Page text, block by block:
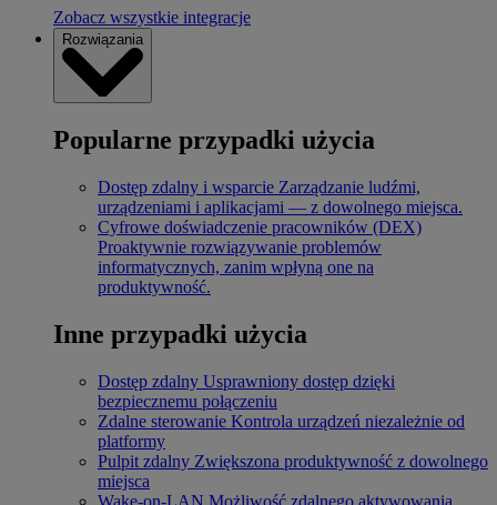
Zobacz wszystkie integracje
Rozwiązania
Popularne przypadki użycia
Dostęp zdalny i wsparcie Zarządzanie ludźmi,
urządzeniami i aplikacjami — z dowolnego miejsca.
Cyfrowe doświadczenie pracowników (DEX)
Proaktywnie rozwiązywanie problemów
informatycznych, zanim wpłyną one na
produktywność.
Inne przypadki użycia
Dostęp zdalny Usprawniony dostęp dzięki
bezpiecznemu połączeniu
Zdalne sterowanie Kontrola urządzeń niezależnie od
platformy
Pulpit zdalny Zwiększona produktywność z dowolnego
miejsca
Wake-on-LAN Możliwość zdalnego aktywowania